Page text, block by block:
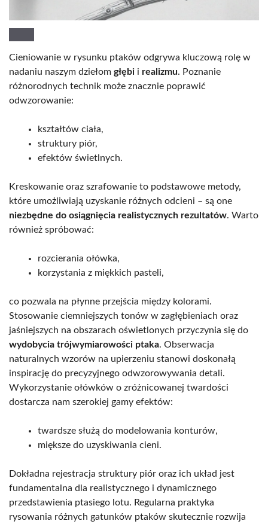
Cieniowanie w rysunku ptaków odgrywa kluczową rolę w
nadaniu naszym dziełom głębi i realizmu. Poznanie
różnorodnych technik może znacznie poprawić
odwzorowanie:
kształtów ciała,
struktury piór,
efektów świetlnych.
Kreskowanie oraz szrafowanie to podstawowe metody,
które umożliwiają uzyskanie różnych odcieni – są one
niezbędne do osiągnięcia realistycznych rezultatów. Warto
również spróbować:
rozcierania ołówka,
korzystania z miękkich pasteli,
co pozwala na płynne przejścia między kolorami.
Stosowanie ciemniejszych tonów w zagłębieniach oraz
jaśniejszych na obszarach oświetlonych przyczynia się do
wydobycia trójwymiarowości ptaka. Obserwacja
naturalnych wzorów na upierzeniu stanowi doskonałą
inspirację do precyzyjnego odwzorowywania detali.
Wykorzystanie ołówków o zróżnicowanej twardości
dostarcza nam szerokiej gamy efektów:
twardsze służą do modelowania konturów,
miększe do uzyskiwania cieni.
Dokładna rejestracja struktury piór oraz ich układ jest
fundamentalna dla realistycznego i dynamicznego
przedstawienia ptasiego lotu. Regularna praktyka
rysowania różnych gatunków ptaków skutecznie rozwija